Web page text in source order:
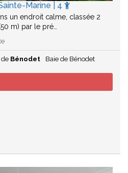
Marine | 4
un endroit calme, classée 2
m) par le pré…
Bénodet
Baie de Bénodet